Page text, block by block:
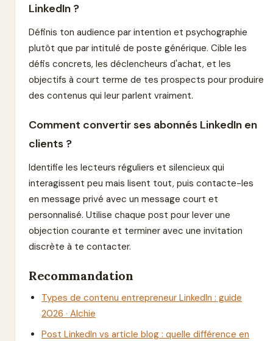
LinkedIn ?
Définis ton audience par intention et psychographie
plutôt que par intitulé de poste générique. Cible les
défis concrets, les déclencheurs d'achat, et les
objectifs à court terme de tes prospects pour produire
des contenus qui leur parlent vraiment.
Comment convertir ses abonnés LinkedIn en
clients ?
Identifie les lecteurs réguliers et silencieux qui
interagissent peu mais lisent tout, puis contacte-les
en message privé avec un message court et
personnalisé. Utilise chaque post pour lever une
objection courante et terminer avec une invitation
discrète à te contacter.
Recommandation
Types de contenu entrepreneur LinkedIn : guide
2026 · Alchie
Post LinkedIn vs article blog : quelle différence en